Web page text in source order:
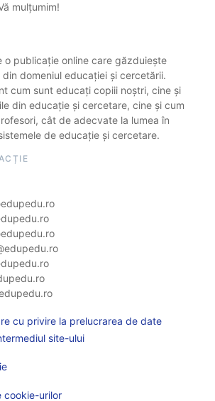
mulțumim!
o publicație online care găzduiește
domeniul educației și cercetării.
cum sunt educați copiii noștri, cine și
din educație și cercetare, cine și cum
cât de adecvate la lumea în
de educație și cercetare.
cu privire la prelucrarea de date
site-ului
cookie-urilor